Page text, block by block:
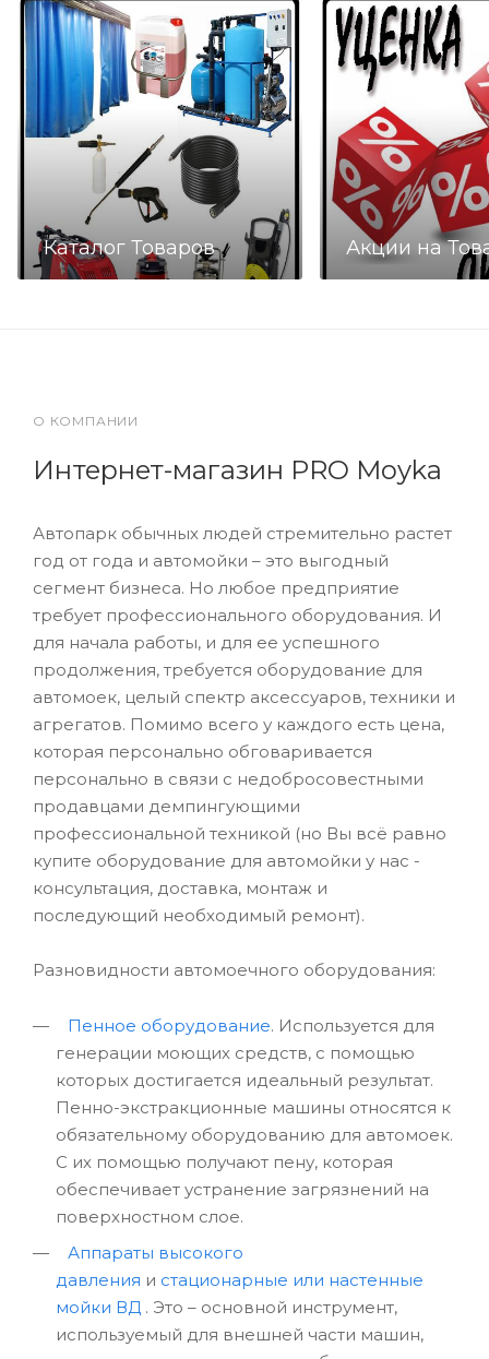
Каталог Товаров Акции на
О КОМПАНИИ
Интернет-магазин PRO Moyka
Автопарк обычных людей стремительно растет
год от года и автомойки – это выгодный
сегмент бизнеса. Но любое предприятие
требует профессионального оборудования. И
для начала работы, и для ее успешного
продолжения, требуется оборудование для
автомоек, целый спектр аксессуаров, техники и
агрегатов. Помимо всего у каждого есть цена,
которая персонально обговаривается
персонально в связи с недобросовестными
продавцами демпингующими
профессиональной техникой (но Вы всё равно
купите оборудование для автомойки у нас -
консультация, доставка, монтаж и
последующий необходимый ремонт).
Разновидности автомоечного оборудования:
Пенное оборудование. Используется для
генерации моющих средств, с помощью
которых достигается идеальный результат.
Пенно-экстракционные машины относятся к
обязательному оборудованию для автомоек.
С их помощью получают пену, которая
обеспечивает устранение загрязнений на
поверхностном слое.
Аппараты высокого
давления и стационарные или настенные
мойки ВД . Это – основной инструмент,
используемый для внешней части машин,